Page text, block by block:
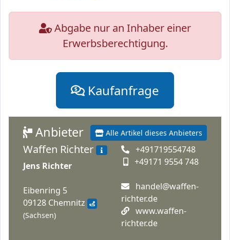
Abgabe nur an Inhaber einer
Erwerbsberechtigung.
Kaufanfrage
Alle Artikel dieses Anbieters
Anbieter
Waffen Richter
Jens Richter
Eibenring 5
09128 Chemnitz
(Sachsen)
+491719554748
+49171 9554 748
handel@waffen-
richter.de
www.waffen-
richter.de